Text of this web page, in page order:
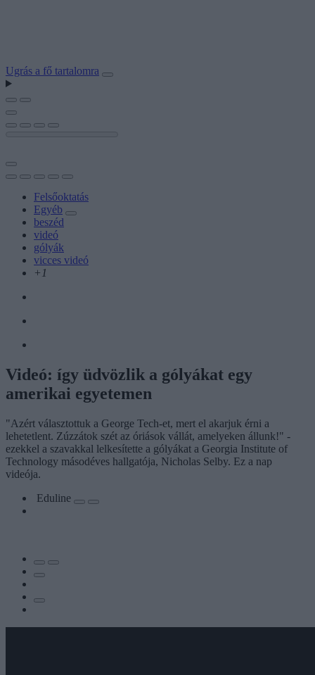
Ugrás a fő tartalomra
Felsőoktatás
Egyéb
beszéd
videó
gólyák
vicces videó
+1
Videó: így üdvözlik a gólyákat egy
amerikai egyetemen
"Azért választottuk a George Tech-et, mert el akarjuk érni a
lehetetlent. Zúzzátok szét az óriások vállát, amelyeken állunk!" -
ezekkel a szavakkal lelkesítette a gólyákat a Georgia Institute of
Technology másodéves hallgatója, Nicholas Selby. Ez a nap
videója.
Eduline